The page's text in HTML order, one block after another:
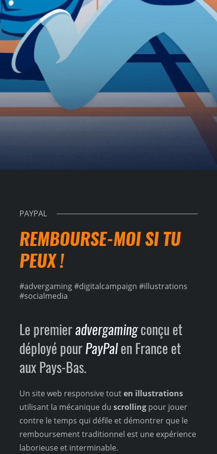
PAYPAL
REMBOURSE-MOI SI TU
PEUX !
#advergaming #digitalcampaign #illustrations
#socialmedia
Le premieradvergamingconçu et
déployé pourPayPalen France et
aux Pays-Bas.
Un site web responsive touten illustrations
utilisant la mécanique du scrolling pour jouer
contre le temps qui défile et démontrer que le
remboursement traditionnel est une expérience
laborieuse et interminable.